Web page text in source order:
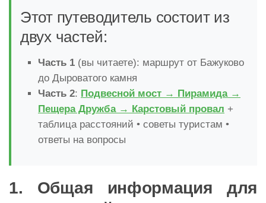
Этот путеводитель состоит из
двух частей:
Часть 1 (вы читаете): маршрут от Бажуково
до Дыроватого камня
Часть 2: Подвесной мост → Пирамида →
Пещера Дружба → Карстовый провал +
таблица расстояний • советы туристам •
ответы на вопросы
1. Общая информация для